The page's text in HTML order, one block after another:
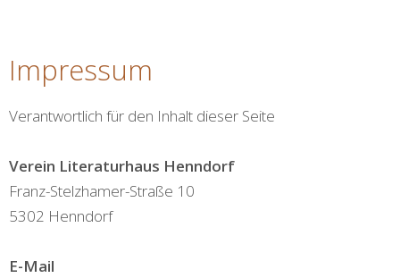
Impressum
Verantwortlich für den Inhalt dieser Seite
Verein Literaturhaus Henndorf
Franz-Stelzhamer-Straße 10
5302 Henndorf
E-Mail